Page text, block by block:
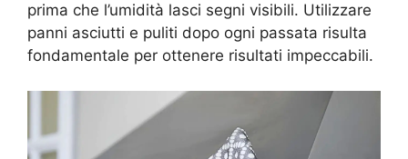
prima che l’umidità lasci segni visibili. Utilizzare
panni asciutti e puliti dopo ogni passata risulta
fondamentale per ottenere risultati impeccabili.